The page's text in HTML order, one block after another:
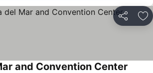
Compartir
and Convention Center